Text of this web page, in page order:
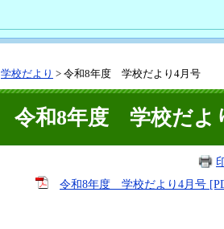
学校だより > 令和8年度 学校だより4月号
令和8年度 学校だよ
令和8年度 学校だより4月号